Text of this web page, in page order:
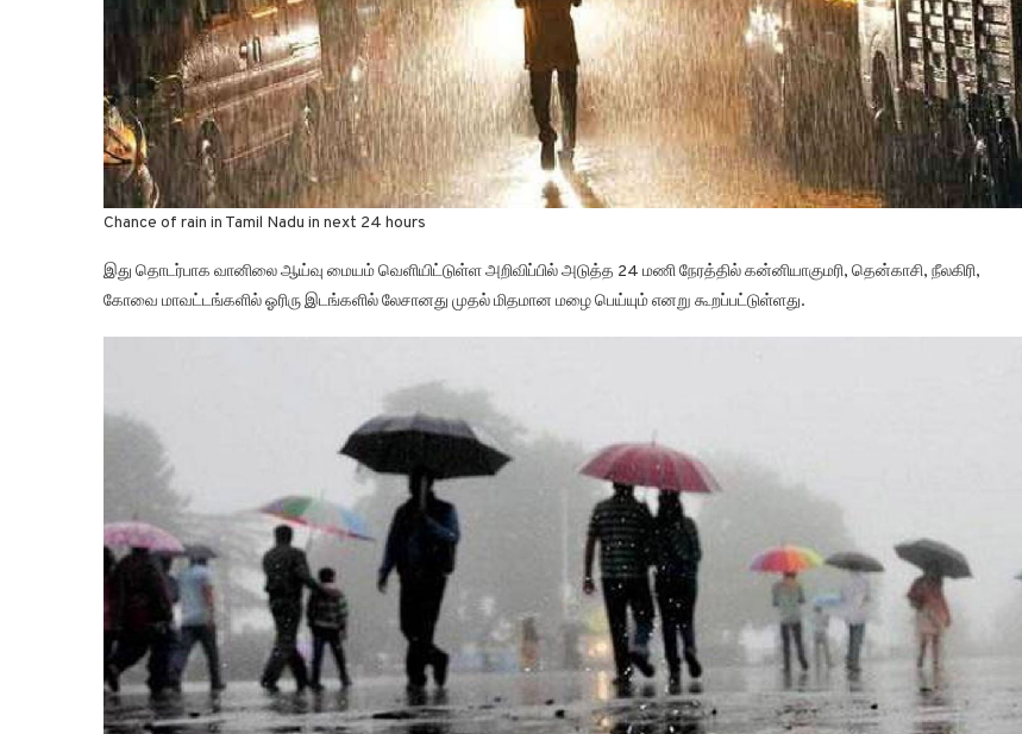
Chance of rain in Tamil Nadu in next 24 hours
இது தொடர்பாக வானிலை ஆய்வு மையம் வெளியிட்டுள்ள அறிவிப்பில் அடுத்த 24 மணி நேரத்தில் கன்னியாகுமரி, தென்காசி, நீலகிரி,
கோவை மாவட்டங்களில் ஓரிரு இடங்களில் லேசானது முதல் மிதமான மழை பெய்யும் எனறு கூறப்பட்டுள்ளது.